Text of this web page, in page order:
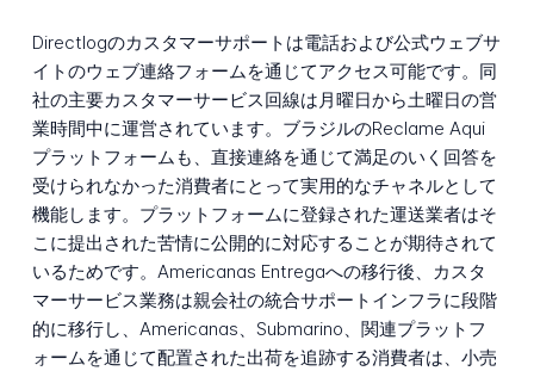
Directlogのカスタマーサポートは電話および公式ウェブサ
イトのウェブ連絡フォームを通じてアクセス可能です。同
社の主要カスタマーサービス回線は月曜日から土曜日の営
業時間中に運営されています。ブラジルのReclame Aqui
プラットフォームも、直接連絡を通じて満足のいく回答を
受けられなかった消費者にとって実用的なチャネルとして
機能します。プラットフォームに登録された運送業者はそ
こに提出された苦情に公開的に対応することが期待されて
いるためです。Americanas Entregaへの移行後、カスタ
マーサービス業務は親会社の統合サポートインフラに段階
的に移行し、Americanas、Submarino、関連プラットフ
ォームを通じて配置された出荷を追跡する消費者は、小売